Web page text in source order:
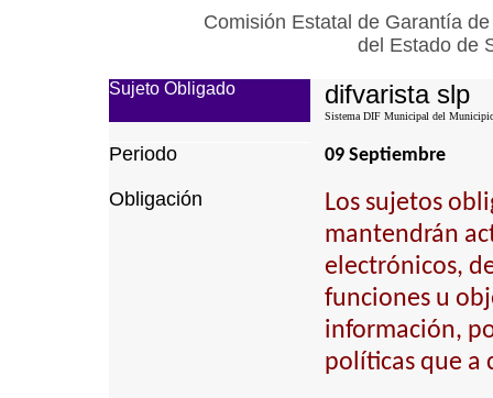
Comisión Estatal de Garantía
del Estado de
Sujeto Obligado difvarista slp
Sistema DIF Municipal del
Periodo 09 Septiembre
Obligación
Los sujetos
mantendrán
electrónicos,
funciones u
información,
políticas que a